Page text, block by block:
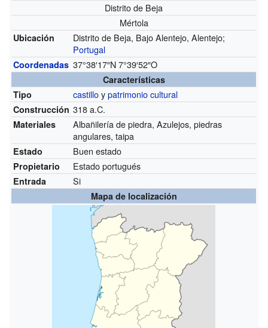
Distrito de Beja
Mértola
Ubicación
Distrito de Beja, Bajo Alentejo, Alentejo;
Portugal
Coordenadas 37°38′17″N7°39′52″O
Características
Tipo
castilloypatrimonio cultural
Construcción 318 a.C.
Materiales
Albañilería de piedra, Azulejos, piedras
angulares, taipa
Estado Buen estado
Propietario Estado portugués
Entrada Si
Mapa de localización